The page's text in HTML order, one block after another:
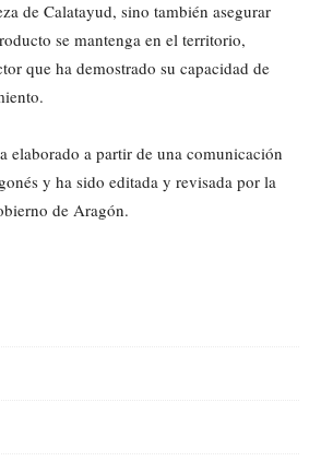
de Calatayud, sino también asegurar
se mantenga en el territorio,
que ha demostrado su capacidad de
elaborado a partir de una comunicación
y ha sido editada y revisada por la
de Aragón.